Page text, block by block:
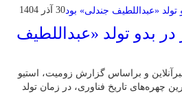
30 آذر 1404
در بدو تولد «عبداللطیف
و براساس گزارش زومیت، استیو
چهره‌های تاریخ فناوری، در زمان تولد